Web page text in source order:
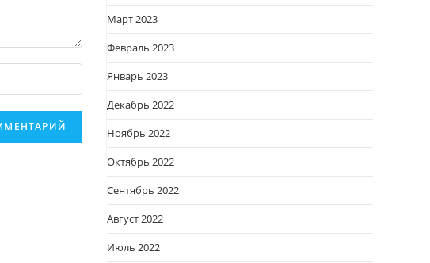
Март 2023
Февраль 2023
Январь 2023
Декабрь 2022
Ноябрь 2022
Октябрь 2022
Сентябрь 2022
Август 2022
Июль 2022